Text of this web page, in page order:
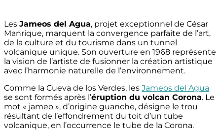
Les Jameos del Agua, projet exceptionnel de César
Manrique, marquent la convergence parfaite de l’art,
de la culture et du tourisme dans un tunnel
volcanique unique. Son ouverture en 1968 représente
la vision de l’artiste de fusionner la création artistique
avec l’harmonie naturelle de l’environnement.
Comme la Cueva de los Verdes, les Jameos del Agua
se sont formés après l’éruption du volcan Corona. Le
mot « jameo », d’origine guanche, désigne le trou
résultant de l’effondrement du toit d’un tube
volcanique, en l’occurrence le tube de la Corona.